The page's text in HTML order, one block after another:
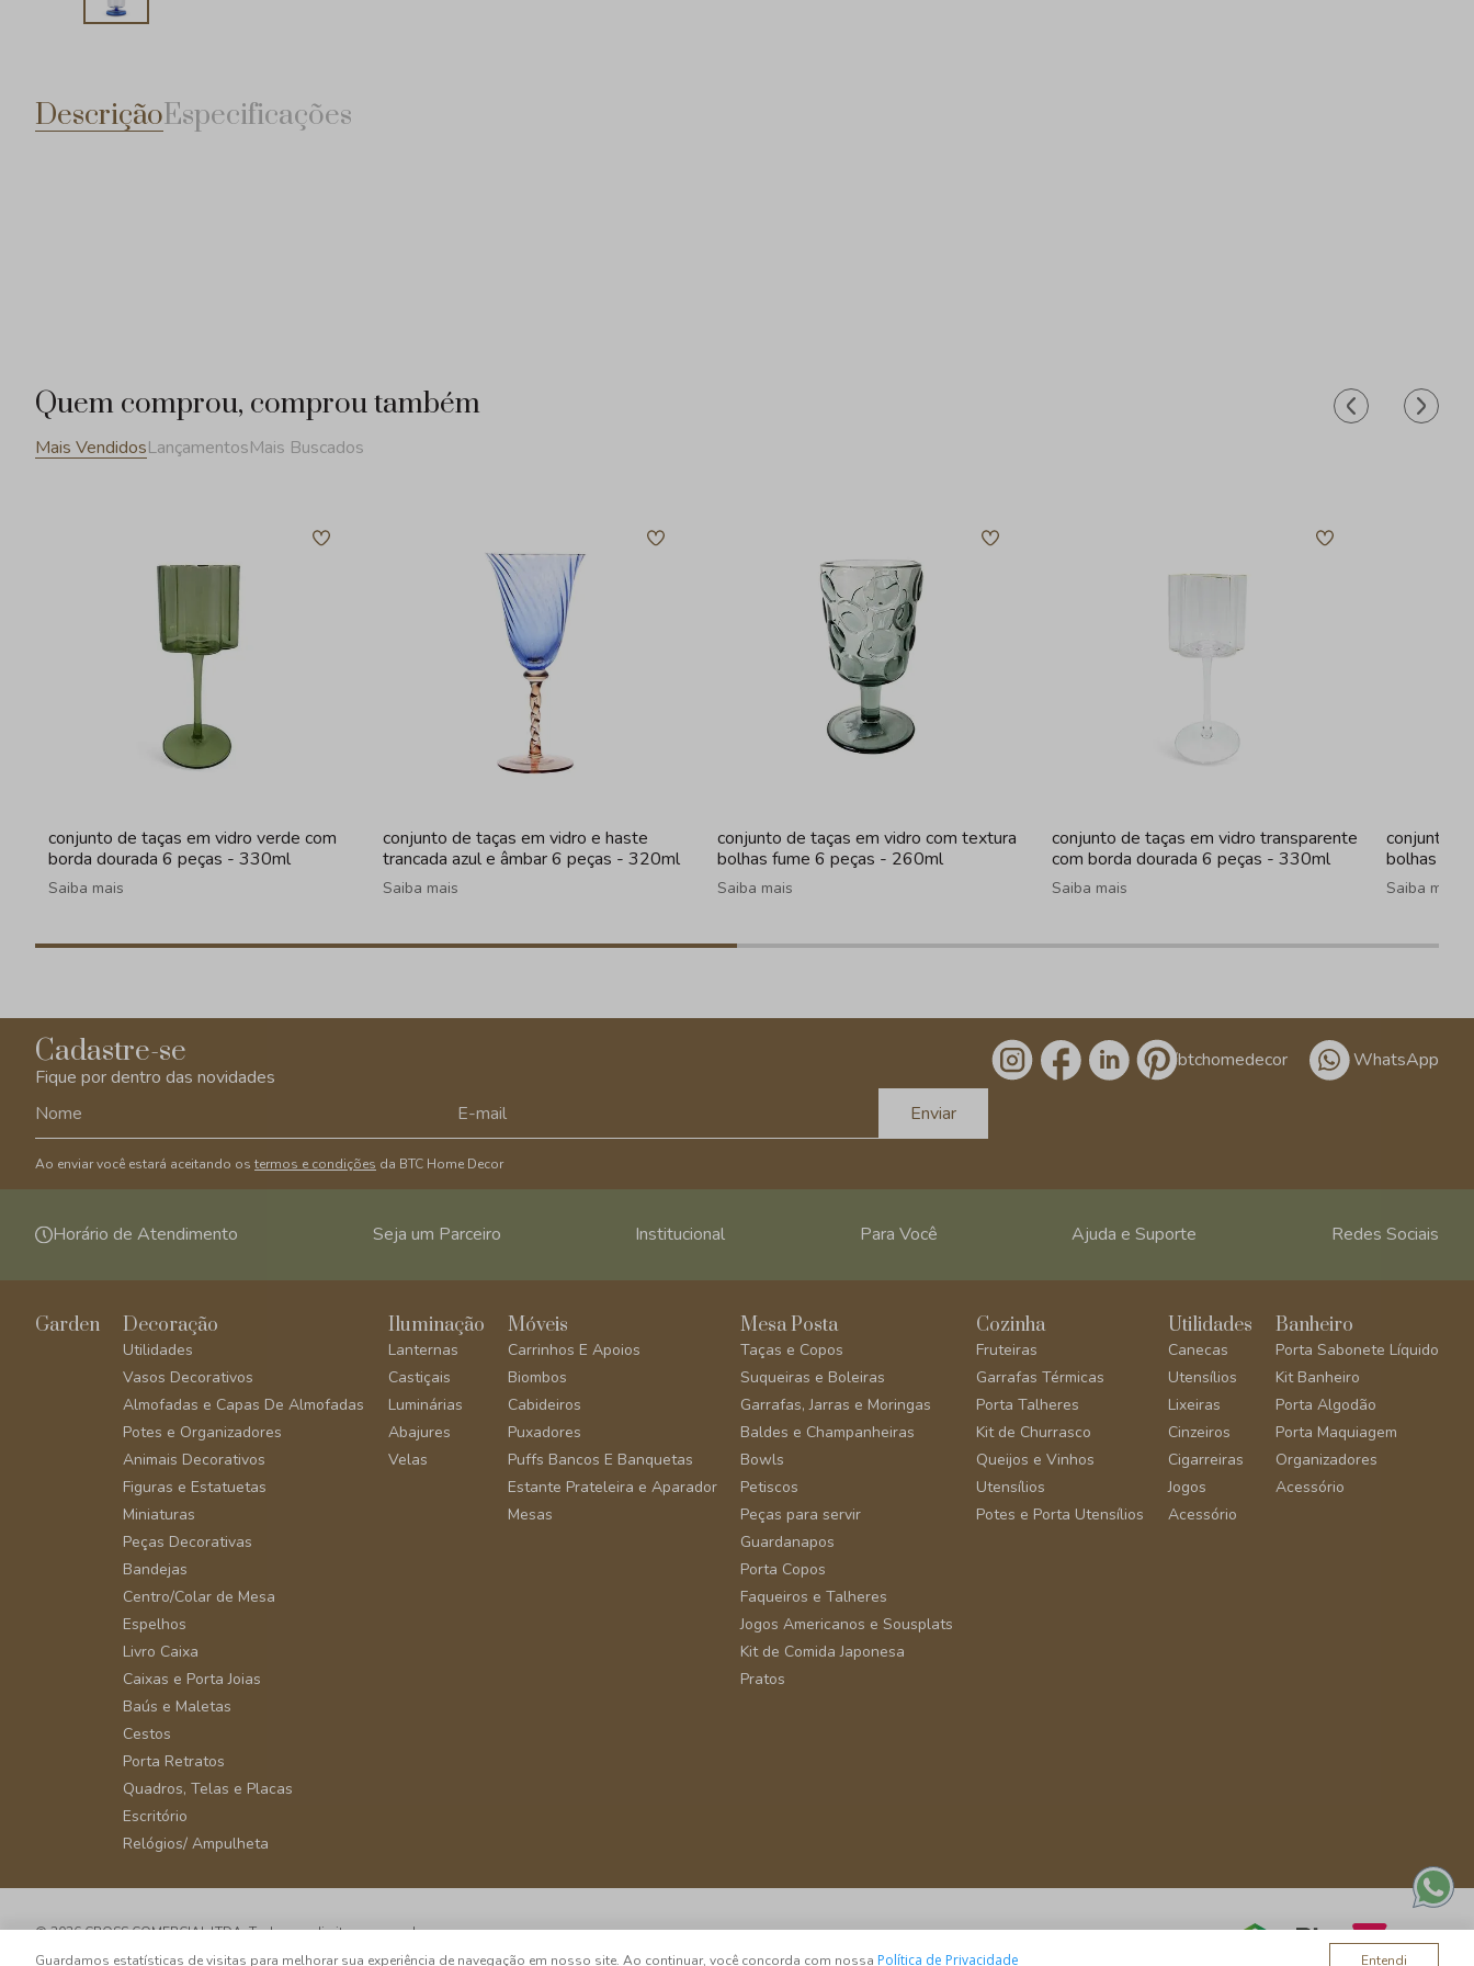
DescriçãoEspecificações
Quem comprou, comprou também
Mais VendidosLançamentosMais Buscados
conjunto de taças em vidro verde com
borda dourada 6 peças - 330ml
Saiba mais
conjunto de taças em vidro e haste
trancada azul e âmbar 6 peças - 320ml
Saiba mais
conjunto de taças em vidro com textura
bolhas fume 6 peças - 260ml
Saiba mais
conjunto de taças em vidro transparente
com borda dourada 6 peças - 330ml
Saiba mais
conjunto
bolhas
Saiba mais
Cadastre-se
Fique por dentro das novidades
Enviar
Ao enviar você estará aceitando os termos e condições da BTC Home Decor
/btchomedecor WhatsApp
Horário de Atendimento Seja um Parceiro Institucional Para Você Ajuda e Suporte Redes Sociais
Garden Decoração
Utilidades
Vasos Decorativos
Almofadas e Capas De Almofadas
Potes e Organizadores
Animais Decorativos
Figuras e Estatuetas
Miniaturas
Peças Decorativas
Bandejas
Centro/Colar de Mesa
Espelhos
Livro Caixa
Caixas e Porta Joias
Baús e Maletas
Cestos
Porta Retratos
Quadros, Telas e Placas
Escritório
Relógios/ Ampulheta
Iluminação
Lanternas
Castiçais
Luminárias
Abajures
Velas
Móveis
Carrinhos E Apoios
Biombos
Cabideiros
Puxadores
Puffs Bancos E Banquetas
Estante Prateleira e Aparador
Mesas
Mesa Posta
Taças e Copos
Suqueiras e Boleiras
Garrafas, Jarras e Moringas
Baldes e Champanheiras
Bowls
Petiscos
Peças para servir
Guardanapos
Porta Copos
Faqueiros e Talheres
Jogos Americanos e Sousplats
Kit de Comida Japonesa
Pratos
Cozinha
Fruteiras
Garrafas Térmicas
Porta Talheres
Kit de Churrasco
Queijos e Vinhos
Utensílios
Potes e Porta Utensílios
Utilidades
Canecas
Utensílios
Lixeiras
Cinzeiros
Cigarreiras
Jogos
Acessório
Banheiro
Porta Sabonete Líquido
Kit Banheiro
Porta Algodão
Porta Maquiagem
Organizadores
Acessório
© 2026 CROSS COMERCIAL LTDA. Todos os direitos reservados.
Guardamos estatísticas de visitas para melhorar sua experiência de navegação em nosso site. Ao continuar, você concorda com nossa Política de Privacidade Entendi